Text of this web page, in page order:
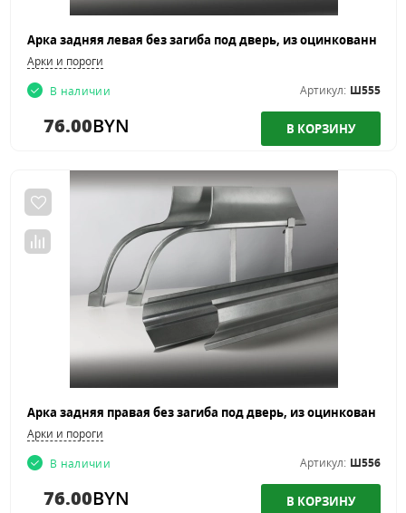
Арки и пороги
В наличии
Артикул: Ш555
76.00BYN
Арки и пороги
В наличии
Артикул: Ш556
76.00BYN